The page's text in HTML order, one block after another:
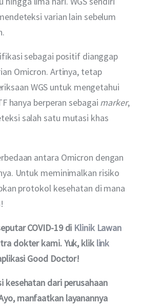
varian lain sebelum
sebagai positif dianggap
Omicron. Artinya, tetap
WGS untuk mengetahui
hanya berperan sebagai marker,
salah satu mutasi khas
antara Omicron dengan
Untuk meminimalkan risiko
protokol kesehatan di mana
COVID-19 di Klinik Lawan
dokter kami. Yuk, klik link
Good Doctor!
kesehatan dari perusahaan
manfaatkan layanannya